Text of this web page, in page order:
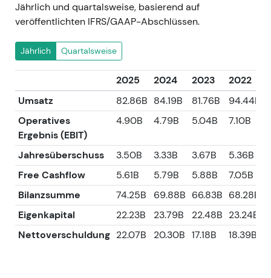
Jährlich und quartalsweise, basierend auf
veröffentlichten IFRS/GAAP-Abschlüssen.
Jährlich Quartalsweise
2025 2024 2023 2022
Umsatz
82.86B 84.19B 81.76B 94.44B
Operatives
Ergebnis (EBIT)
4.90B 4.79B 5.04B 7.10B
Jahresüberschuss 3.50B 3.33B 3.67B 5.36B
Free Cashflow
5.61B 5.79B 5.88B 7.05B
Bilanzsumme
74.25B 69.88B 66.83B 68.28B
Eigenkapital
22.23B 23.79B 22.48B 23.24B
Nettoverschuldung 22.07B 20.30B 17.18B 18.39B